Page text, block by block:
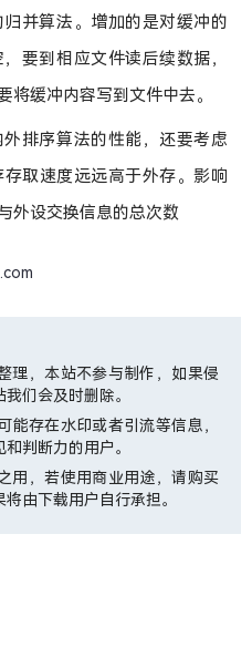
并算法。增加的是对缓冲的
要到相应文件读后续数据，
将缓冲内容写到文件中去。
排序算法的性能，还要考虑
取速度远远高于外存。影响
外设交换信息的总次数
理，本站不参与制作，如果侵
们会及时删除。
能存在水印或者引流等信息，
判断力的用户。
用，若使用商业用途，请购买
由下载用户自行承担。